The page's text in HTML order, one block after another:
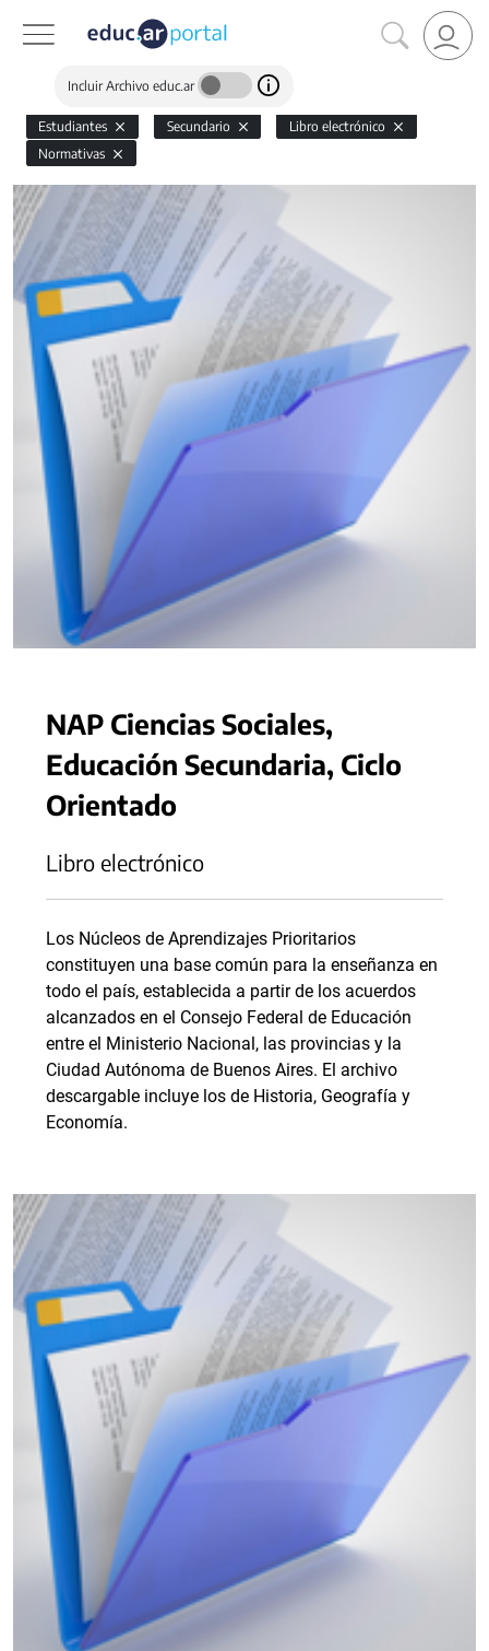
Incluir Archivo educ.ar
Estudiantes Secundario
Libro electrónico
Normativas
NAP Ciencias Sociales,
Educación Secundaria, Ciclo
Orientado
Libro electrónico
Los Núcleos de Aprendizajes Prioritarios
constituyen una base común para la enseñanza en
todo el país, establecida a partir de los acuerdos
alcanzados en el Consejo Federal de Educación
entre el Ministerio Nacional, las provincias y la
Ciudad Autónoma de Buenos Aires. El archivo
descargable incluye los de Historia, Geografía y
Economía.